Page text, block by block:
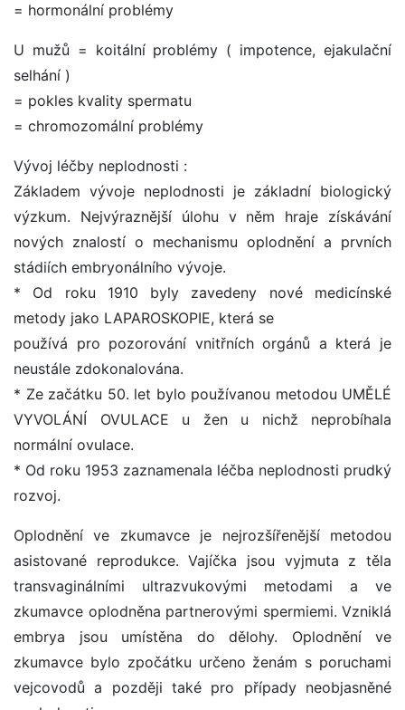
= hormonální problémy
U mužů = koitální problémy ( impotence, ejakulační
selhání )
= pokles kvality spermatu
= chromozomální problémy
Vývoj léčby neplodnosti :
Základem vývoje neplodnosti je základní biologický
výzkum. Nejvýraznější úlohu v něm hraje získávání
nových znalostí o mechanismu oplodnění a prvních
stádiích embryonálního vývoje.
* Od roku 1910 byly zavedeny nové medicínské
metody jako LAPAROSKOPIE, která se
používá pro pozorování vnitřních orgánů a která je
neustále zdokonalována.
* Ze začátku 50. let bylo používanou metodou UMĚLÉ
VYVOLÁNÍ OVULACE u žen u nichž neprobíhala
normální ovulace.
* Od roku 1953 zaznamenala léčba neplodnosti prudký
rozvoj.
Oplodnění ve zkumavce je nejrozšířenější metodou
asistované reprodukce. Vajíčka jsou vyjmuta z těla
transvaginálními ultrazvukovými metodami a ve
zkumavce oplodněna partnerovými spermiemi. Vzniklá
embrya jsou umístěna do dělohy. Oplodnění ve
zkumavce bylo zpočátku určeno ženám s poruchami
vejcovodů a později také pro případy neobjasněné